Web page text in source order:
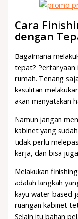
Cara
dengan
Bagaimana
tepat? Pertanyaan
rumah. Tenang
kesulitan
akan menyatakan
Namun jangan
kabinet yang
tidak perlu
kerja, dan bisa
Melakukan
adalah langkah
kayu water based
ruangan kabinet
Selain itu bahan